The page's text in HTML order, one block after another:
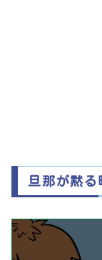
旦那が黙る